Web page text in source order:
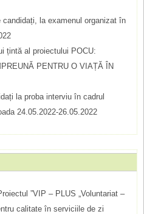
candidați, la examenul organizat în
țintă al proiectului POCU:
PENTRU O VIAȚĂ ÎN
la proba interviu în cadrul
24.05.2022-26.05.2022
”VIP – PLUS „Voluntariat –
calitate în serviciile de zi